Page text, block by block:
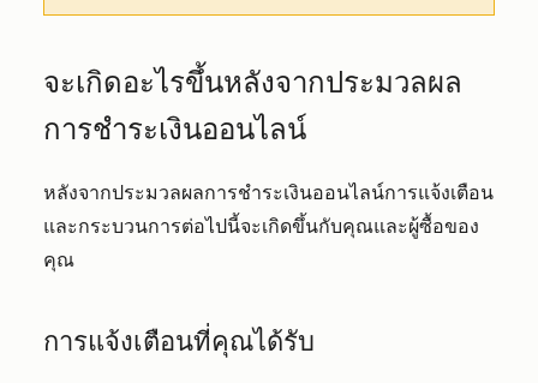
จะเกิดอะไรขึ้นหลังจากประมวลผล
การชำระเงินออนไลน์
หลังจากประมวลผลการชำระเงินออนไลน์การแจ้งเตือน
และกระบวนการต่อไปนี้จะเกิดขึ้นกับคุณและผู้ซื้อของ
คุณ
การแจ้งเตือนที่คุณได้รับ